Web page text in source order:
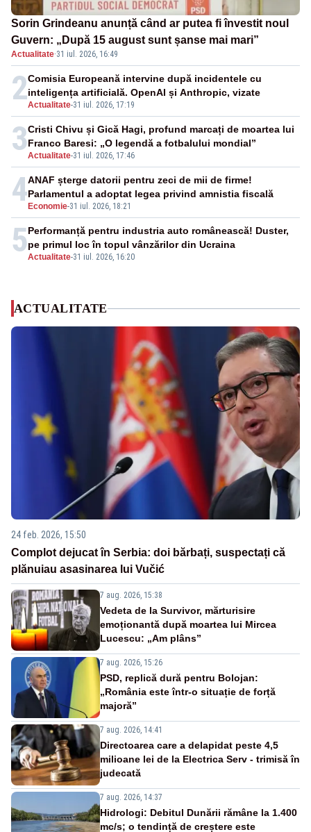
Sorin Grindeanu anunță când ar putea fi învestit noul
Guvern: „După 15 august sunt șanse mai mari”
Actualitate·31 iul. 2026, 16:49
2Actualitate-31 iul. 2026, 17:19
Comisia Europeană intervine după incidentele cu
inteligența artificială. OpenAI și Anthropic, vizate
3Actualitate-31 iul. 2026, 17:46
Cristi Chivu și Gică Hagi, profund marcați de moartea lui
Franco Baresi: „O legendă a fotbalului mondial”
4 Economie-31 iul. 2026, 18:21
ANAF șterge datorii pentru zeci de mii de firme!
Parlamentul a adoptat legea privind amnistia fiscală
5Actualitate-31 iul. 2026, 16:20
Performanță pentru industria auto românească! Duster,
pe primul loc în topul vânzărilor din Ucraina
ACTUALITATE
24 feb. 2026, 15:50
Complot dejucat în Serbia: doi bărbați, suspectați că
plănuiau asasinarea lui Vučić
7 aug. 2026, 15:38
Vedeta de la Survivor, mărturisire
emoționantă după moartea lui Mircea
Lucescu: „Am plâns”
7 aug. 2026, 15:26
PSD, replică dură pentru Bolojan:
„România este într-o situație de forță
majoră”
7 aug. 2026, 14:41
Directoarea care a delapidat peste 4,5
milioane lei de la Electrica Serv - trimisă în
judecată
7 aug. 2026, 14:37
Hidrologi: Debitul Dunării rămâne la 1.400
mc/s; o tendință de creștere este